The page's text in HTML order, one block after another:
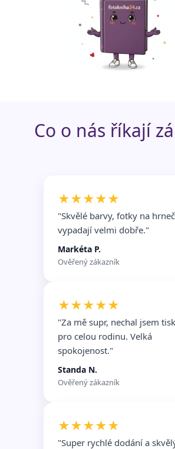
Co o nás říkají
★★★★★
"Skvělé barvy, fotky na
vypadají velmi dobře."
Markéta P.
Ověřený zákazník
★★★★★
"Za mě supr, nechal jsem
pro celou rodinu. Velká
spokojenost."
Standa N.
Ověřený zákazník
★★★★★
"Super rychlé dodání a
Funkční soubory